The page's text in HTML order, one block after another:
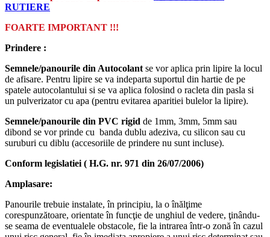
RUTIERE
FOARTE IMPORTANT !!!
Prindere :
Semnele/panourile din Autocolant se vor aplica prin lipire la locul
de afisare. Pentru lipire se va indeparta suportul din hartie de pe
spatele autocolantului si se va aplica folosind o racleta din pasla si
un pulverizator cu apa (pentru evitarea aparitiei bulelor la lipire).
Semnele/panourile din PVC rigid de 1mm, 3mm, 5mm sau
dibond se vor prinde cu banda dublu adeziva, cu silicon sau cu
suruburi cu diblu (accesoriile de prindere nu sunt incluse).
Conform legislatiei ( H.G. nr. 971 din 26/07/2006)
Amplasare:
Panourile trebuie instalate, în principiu, la o înălţime
corespunzătoare, orientate în funcţie de unghiul de vedere, ţinându-
se seama de eventualele obstacole, fie la intrarea într-o zonă în cazul